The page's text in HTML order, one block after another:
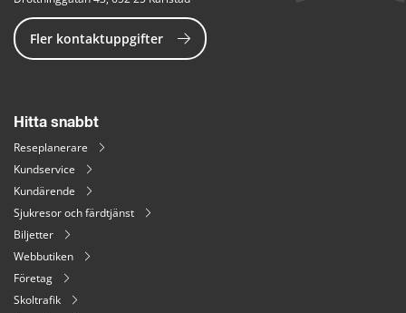
Fler kontaktuppgifter
Hitta snabbt
Reseplanerare
Kundservice
Kundärende
Sjukresor och färdtjänst
Biljetter
Webbutiken
Företag
Skoltrafik